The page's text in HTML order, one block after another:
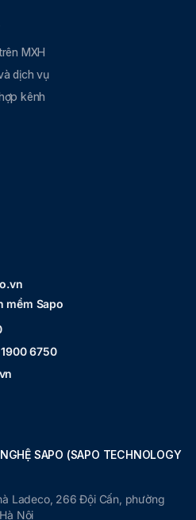
MXH
dịch vụ
kênh
mềm Sapo
1900 6750
SAPO (SAPO TECHNOLOGY
Ladeco, 266 Đội Cấn, phường
Nội